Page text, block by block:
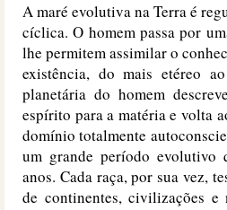
A maré evolutiva na Terra é
cíclica. O homem passa por
lhe permitem assimilar o
existência, do mais etéreo
planetária do homem
espírito para a matéria e volta
domínio totalmente
um grande período evolutivo
anos. Cada raça, por sua vez,
de continentes, civilizações e